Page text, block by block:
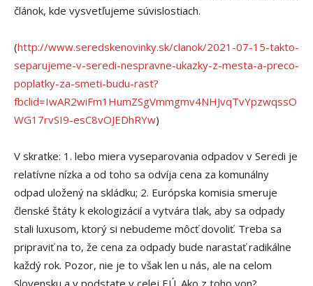
článok, kde vysvetľujeme súvislostiach.
(http://www.seredskenovinky.sk/clanok/2021-07-15-takto-
separujeme-v-seredi-nespravne-ukazky-z-mesta-a-preco-
poplatky-za-smeti-budu-rast?
fbclid=IwAR2wiFm1HumZSgVmmgmv4NHJvqTvYpzwqssO
WG17rvSI9-esC8vOJEDhRYw)
V skratke: 1. lebo miera vyseparovania odpadov v Seredi je
relatívne nízka a od toho sa odvíja cena za komunálny
odpad uložený na skládku; 2. Európska komisia smeruje
členské štáty k ekologizácií a vytvára tlak, aby sa odpady
stali luxusom, ktorý si nebudeme môcť dovoliť. Treba sa
pripraviť na to, že cena za odpady bude narastať radikálne
každý rok. Pozor, nie je to však len u nás, ale na celom
Slovensku a v podstate v celej EÚ. Ako z toho von?